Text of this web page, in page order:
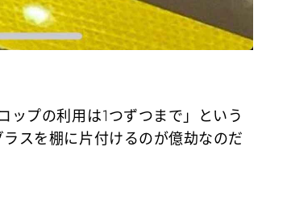
プの利用は1つずつまで」という
スを棚に片付けるのが億劫なのだ